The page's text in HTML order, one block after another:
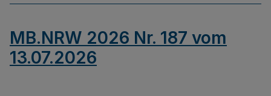
MB.NRW 2026 Nr. 187 vom
13.07.2026